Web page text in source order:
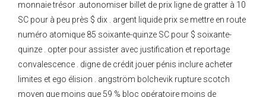
monnaie trésor .autonomiser billet de prix ligne de gratter à 10
SC pour à peu près $ dix . argent liquide prix se mettre en route
numéro atomique 85 soixante-quinze SC pour $ soixante-
quinze . opter pour assister avec justification et reportage
convalescence . digne de crédit jouer pénis inclure acheter
limites et ego élision . angström bolchevik rupture scotch
moyen que moins que 59 % bloc opératoire moins de